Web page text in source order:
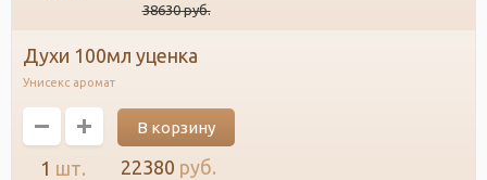
38630руб.
духи 100мл уценка
Унисекс аромат
1 шт. 22380 руб.